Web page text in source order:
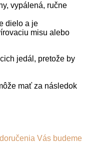
vypálená, ručne
dielo a je
misu alebo
jedál, pretože by
mať za následok
Vás budeme